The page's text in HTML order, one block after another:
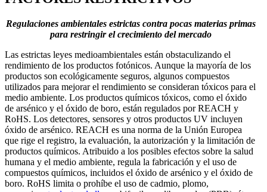
Regulaciones ambientales estrictas contra pocas materias primas
para restringir el crecimiento del mercado
Las estrictas leyes medioambientales están obstaculizando el
rendimiento de los productos fotónicos. Aunque la mayoría de los
productos son ecológicamente seguros, algunos compuestos
utilizados para mejorar el rendimiento se consideran tóxicos para el
medio ambiente. Los productos químicos tóxicos, como el óxido
de arsénico y el óxido de boro, están regulados por REACH y
RoHS. Los detectores, sensores y otros productos UV incluyen
óxido de arsénico. REACH es una norma de la Unión Europea
que rige el registro, la evaluación, la autorización y la limitación de
productos químicos. Atribuido a los posibles efectos sobre la salud
humana y el medio ambiente, regula la fabricación y el uso de
compuestos químicos, incluidos el óxido de arsénico y el óxido de
boro. RoHS limita o prohíbe el uso de cadmio, plomo,